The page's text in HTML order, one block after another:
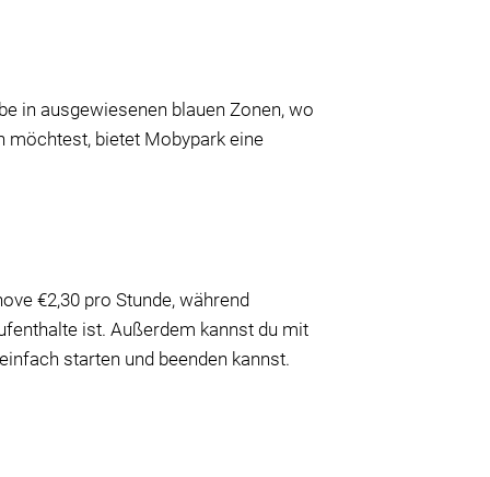
in ausgewiesenen blauen Zonen, wo
möchtest, bietet Mobypark eine
€2,30 pro Stunde, während
ist. Außerdem kannst du mit
starten und beenden kannst.